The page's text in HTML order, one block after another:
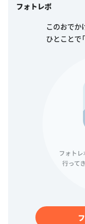
フォトレポ
このおでか
ひとことで